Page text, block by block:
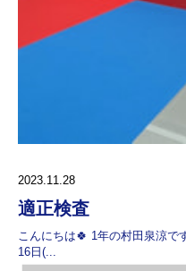
2023.11.28
適正検査
こんにちは🍀 1年の村田泉涼で
16日(...